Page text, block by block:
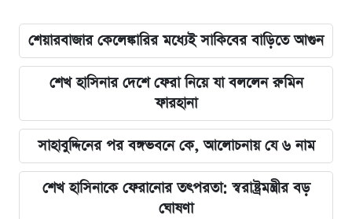
শেয়ারবাজার কেলেঙ্কারির মধ্যেই সাকিবের বাড়িতে আগুন
শেখ হাসিনার দেশে ফেরা নিয়ে যা বললেন রুমিন
ফারহানা
সাহাবুদ্দিনের পর বঙ্গভবনে কে, আলোচনায় যে ৬ নাম
শেখ হাসিনাকে ফেরানোর তৎপরতা: স্বরাষ্ট্রমন্ত্রীর বড়
ঘোষণা